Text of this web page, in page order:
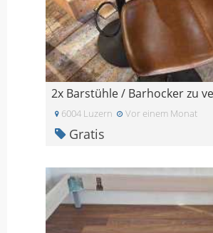
6004 Luzern Vor einem Monat
Gratis